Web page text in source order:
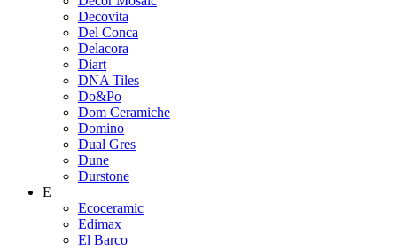
Decovita
Del Conca
Delacora
Diart
DNA Tiles
Do&Po
Dom Ceramiche
Domino
Dual Gres
Dune
Durstone
E
Ecoceramic
Edimax
El Barco